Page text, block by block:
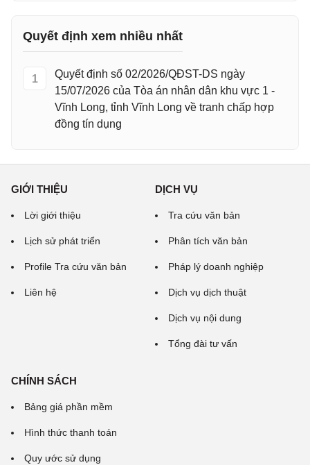
Quyết định xem nhiều nhất
1
Quyết định số 02/2026/QĐST-DS ngày
15/07/2026 của Tòa án nhân dân khu vực 1 -
Vĩnh Long, tỉnh Vĩnh Long về tranh chấp hợp
đồng tín dụng
GIỚI THIỆU
Lời giới thiệu
Lịch sử phát triển
Profile Tra cứu văn bản
Liên hệ
DỊCH VỤ
Tra cứu văn bản
Phân tích văn bản
Pháp lý doanh nghiệp
Dịch vụ dịch thuật
Dịch vụ nội dung
Tổng đài tư vấn
CHÍNH SÁCH
Bảng giá phần mềm
Hình thức thanh toán
Quy ước sử dụng